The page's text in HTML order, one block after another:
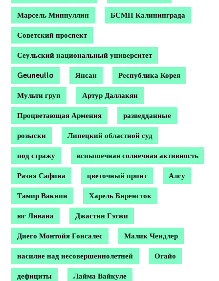
Марсель Миннуллин БСМП Калининграда
Советский проспект
Сеульский национальный университет
Geuneullo Янсан Республика Корея
Мульти груп Артур Даллакян
Процветающая Армения разведданные
розыски Липецкий областной суд
под стражу вспышечная солнечная активность
Разия Сафина цветочный принт Алсу
Тамир Вакнин Харель Биренсток
юг Ливана Джастин Гэтжи
Диего Монтойя Гонсалес Малик Чендлер
насилие над несовершеннолетней Огайо
дефициты Лайма Вайкуле